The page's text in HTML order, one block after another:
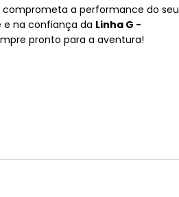
a performance do seu
e na confiança da Linha G -
pronto para a aventura!